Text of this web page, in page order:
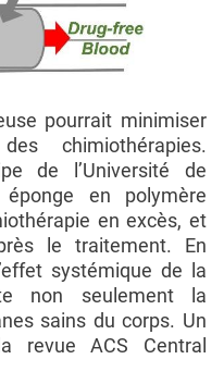
pourrait minimiser
chimiothérapies.
de l’Université de
éponge en polymère
en excès, et
le traitement. En
systémique de la
non seulement la
sains du corps. Un
revue ACS Central